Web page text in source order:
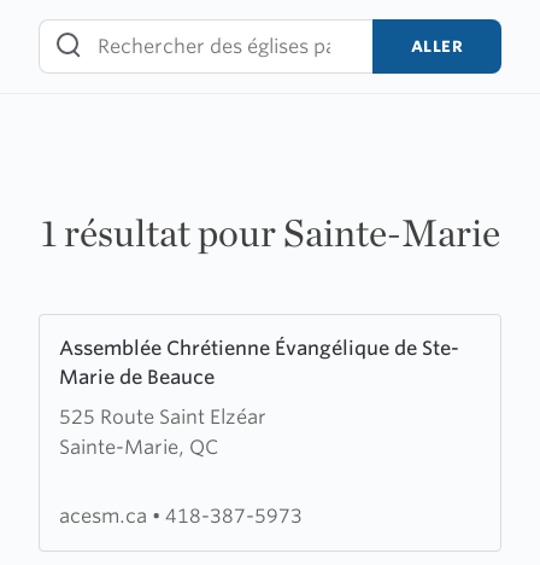
content
ALLER
1 résultat pour Sainte-Marie
Assemblée Chrétienne Évangélique de Ste-
Marie de Beauce
525 Route Saint Elzéar
Sainte-Marie, QC
more
about
Assemblée
Chrétienne
deacesm.ca • 418-387-5973